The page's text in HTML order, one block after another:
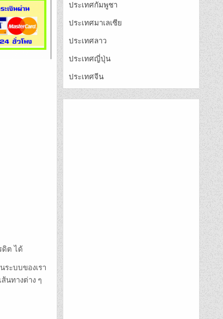
ดิต ได้
ะบบของเรา
นทางต่าง ๆ
ประเทศกัมพูชา
ประเทศมาเลเซีย
ประเทศลาว
ประเทศญี่ปุ่น
ประเทศจีน